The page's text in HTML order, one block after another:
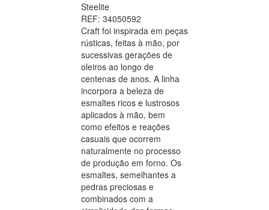
Steelite
REF: 34050592
Craft foi inspirada em peças
rústicas, feitas à mão, por
sucessivas gerações de
oleiros ao longo de
centenas de anos. A linha
incorpora a beleza de
esmaltes ricos e lustrosos
aplicados à mão, bem
como efeitos e reações
casuais que ocorrem
naturalmente no processo
de produção em forno. Os
esmaltes, semelhantes a
pedras preciosas e
combinados com a